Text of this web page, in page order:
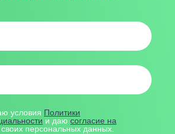
условия Политики
и даю согласие на
своих персональных данных.